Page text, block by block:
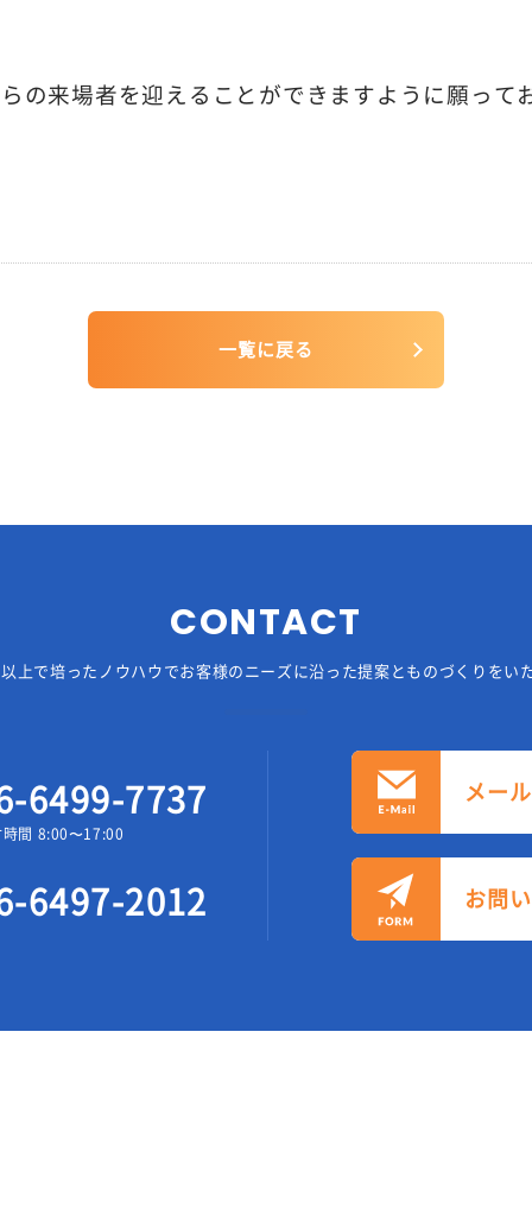
の来場者を迎えることができますように願って
一覧に戻る
CONTACT
上で培ったノウハウでお客様のニーズに沿った提案とものづくりをい
6499-7737
時間 8:00〜17:00
6497-2012
メー
お問